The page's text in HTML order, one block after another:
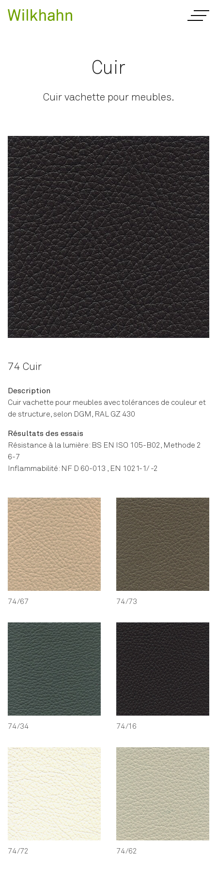
Cuir
Cuir vachette pour meubles.
74 Cuir
Description
Cuir vachette pour meubles avec tolérances de couleur et
de structure, selon DGM, RAL GZ 430
Résultats des essais
Résistance à la lumière: BS EN ISO 105-B02, Methode 2
6-7
Inflammabilité: NF D 60-013 , EN 1021-1/ -2
74/67 74/73
74/34 74/16
74/72 74/62